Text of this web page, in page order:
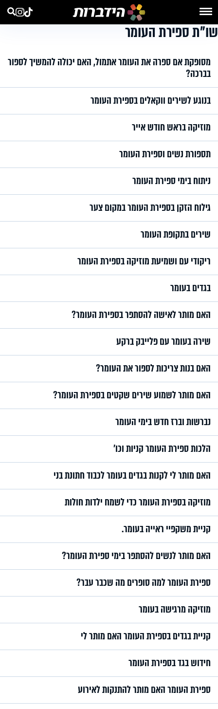
שו"ת ספירת העומר
מסופקת אם ספרה את העומר אתמול, האם יכולה להמשיך לספור
בברכה?
בנוגע לשירים ווקאלים בספירת העומר
מוזיקה בראש חודש אייר
תספורת נשים וספירת העומר
ניתוח בימי ספירת העומר
גילוח הזקן בספירת העומר במקום צער
שירים בתקופת העומר
ריקודי עם ושמיעת מוזיקה בספירת העומר
בגדים בעומר
האם מותר לאישה להסתפר בספירת העומר?
שירה בעומר עם פלייבק ברקע
האם בנות צריכות לספור את העומר?
האם מותר לשמוע שירים שקטים בספירת העומר?
נברשות וברז חדש בימי העומר
הלכות ספירת העומר קניות וכו'
האם מותר לי לקנות בגדים בעומר לכבוד חתונת בני
מוזיקה בספירת העומר כדי לשמח ילדות חולות
קניית משקפיי ראייה בעומר.
האם מותר לנשים להסתפר בימי ספירת העומר?
ספירת העומר למה סופרים מה שכבר עבר?
מוזיקה מרגישה בעומר
קניית בגדים בספירת העומר האם מותר לי
חידוש בגד בספירת העומר
ספירת העומר האם מותר להתנקות לאירוע